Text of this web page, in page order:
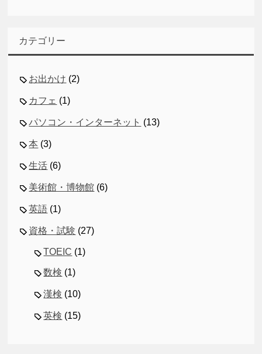
カテゴリー
お出かけ (2)
カフェ (1)
パソコン・インターネット (13)
本 (3)
生活 (6)
美術館・博物館 (6)
英語 (1)
資格・試験 (27)
TOEIC (1)
数検 (1)
漢検 (10)
英検 (15)